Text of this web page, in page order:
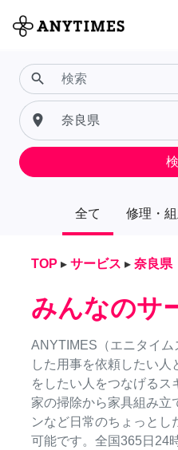
全て 修理・
search
place
TOP ▸ サービス ▸ 奈良県
みんなのサ
ANYTIMES（エニタイム
した用事を依頼したい
をしたい人をつなげるス
家の掃除から家具組み立
ンなど日常のちょっとし
可能です。全国365日24